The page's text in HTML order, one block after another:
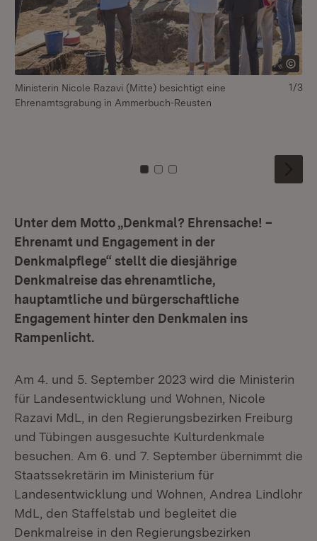
Ministerin Nicole Razavi (Mitte) besichtigt eine
Ehrenamtsgrabung in Ammerbuch-Reusten
Zu Kachel: 0
Zu Kachel: 1
Zu Kachel: 2
1/3
Unter dem Motto „Denkmal? Ehrensache! –
Ehrenamt und Engagement in der
Denkmalpflege“ stellt die diesjährige
Denkmalreise das ehrenamtliche,
hauptamtliche und bürgerschaftliche
Engagement hinter den Denkmalen ins
Rampenlicht.
Am 4. und 5. September 2023 wird die Ministerin
für Landesentwicklung und Wohnen, Nicole
Razavi MdL, in den Regierungsbezirken Freiburg
und Tübingen ausgesuchte Kulturdenkmale
besuchen. Am 6. und 7. September übernimmt die
Staatssekretärin im Ministerium für
Landesentwicklung und Wohnen, Andrea Lindlohr
MdL, den Staffelstab und begleitet die
Denkmalreise in den Regierungsbezirken